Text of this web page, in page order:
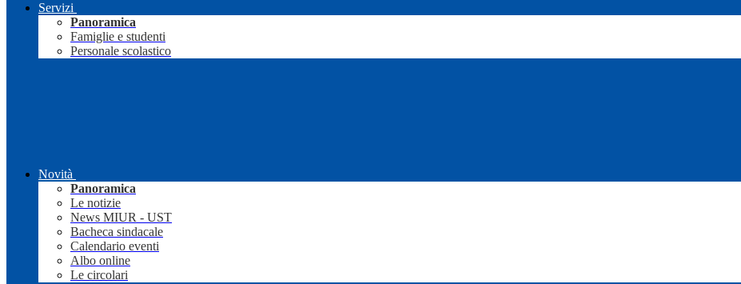
Servizi
Panoramica
Famiglie e studenti
Personale scolastico
Novità
Panoramica
Le notizie
News MIUR - UST
Bacheca sindacale
Calendario eventi
Albo online
Le circolari